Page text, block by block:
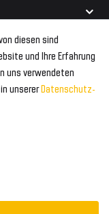
diesen sind
und Ihre Erfahrung
uns verwendeten
unsererDaten­schutz­